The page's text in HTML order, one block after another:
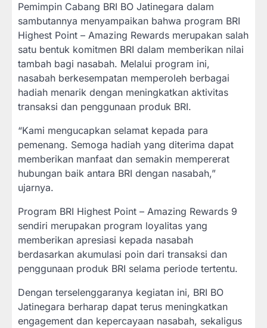
Pemimpin Cabang BRI BO Jatinegara dalam
sambutannya menyampaikan bahwa program BRI
Highest Point – Amazing Rewards merupakan salah
satu bentuk komitmen BRI dalam memberikan nilai
tambah bagi nasabah. Melalui program ini,
nasabah berkesempatan memperoleh berbagai
hadiah menarik dengan meningkatkan aktivitas
transaksi dan penggunaan produk BRI.
“Kami mengucapkan selamat kepada para
pemenang. Semoga hadiah yang diterima dapat
memberikan manfaat dan semakin mempererat
hubungan baik antara BRI dengan nasabah,”
ujarnya.
Program BRI Highest Point – Amazing Rewards 9
sendiri merupakan program loyalitas yang
memberikan apresiasi kepada nasabah
berdasarkan akumulasi poin dari transaksi dan
penggunaan produk BRI selama periode tertentu.
Dengan terselenggaranya kegiatan ini, BRI BO
Jatinegara berharap dapat terus meningkatkan
engagement dan kepercayaan nasabah, sekaligus